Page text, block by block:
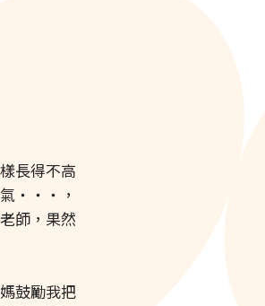
長得不高
氣‧‧‧，
師，果然
鼓勵我把